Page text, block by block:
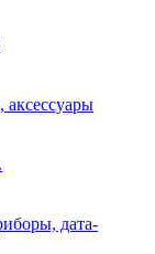
дата-